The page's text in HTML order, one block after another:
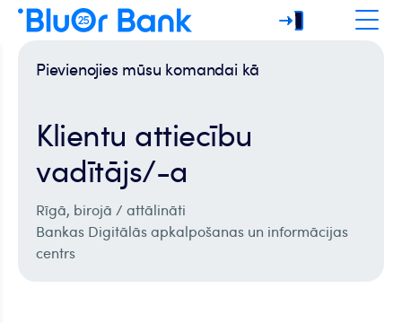
Pievienojies mūsu komandai kā
Klientu attiecību
vadītājs/-a
Rīgā, birojā / attālināti
Bankas Digitālās apkalpošanas un informācijas
centrs